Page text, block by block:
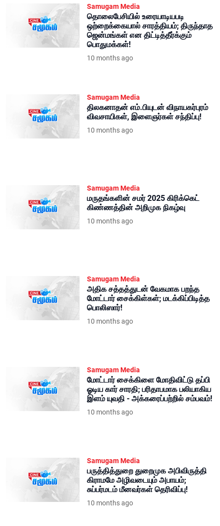
Samugam Media
தொலைபேசியில் உரையாடியபடி
ஒற்றைக்கையால் சாரத்தியம்; திருந்தாத
ஜென்மங்கள் என திட்டித்தீர்க்கும்
பொதுமக்கள்!
10 months ago
Samugam Media
திலகனாதன் எம்.பியுடன் விநாயகர்புரம்
விவசாயிகள், இளைஞர்கள் சந்திப்பு!
10 months ago
Samugam Media
மருதங்களின் சமர் 2025 கிரிக்கெட்
கிண்ணத்தின் அறிமுக நிகழ்வு
10 months ago
Samugam Media
அதிக சத்தத்துடன் வேகமாக பறந்த
மோட்டார் சைக்கிள்கள்; மடக்கிப்பிடித்த
பொலிஸார்!
10 months ago
Samugam Media
மோட்டார் சைக்கிளை மோதிவிட்டு தப்பி
ஓடிய கார் சாரதி; பரிதாபமாக பலியாகிய
இளம் யுவதி - அக்கரைப்பற்றில் சம்பவம்!
10 months ago
Samugam Media
பருத்தித்துறை துறைமுக அபிவிருத்தி
கிராமமே அழிவடையும் அபாயம்;
சுப்பர்மடம் மீனவர்கள் தெரிவிப்பு!
10 months ago